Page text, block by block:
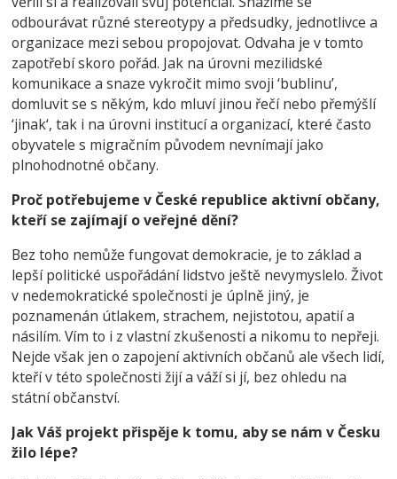
odbourávat různé stereotypy a předsudky, jednotlivce a
organizace mezi sebou propojovat. Odvaha je v tomto
zapotřebí skoro pořád. Jak na úrovni mezilidské
komunikace a snaze vykročit mimo svoji ‘bublinu’,
domluvit se s někým, kdo mluví jinou řečí nebo přemýšlí
‘jinak‘, tak i na úrovni institucí a organizací, které často
obyvatele s migračním původem nevnímají jako
plnohodnotné občany.
Proč potřebujeme v České republice aktivní občany,
kteří se zajímají o veřejné dění?
Bez toho nemůže fungovat demokracie, je to základ a
lepší politické uspořádání lidstvo ještě nevymyslelo. Život
v nedemokratické společnosti je úplně jiný, je
poznamenán útlakem, strachem, nejistotou, apatií a
násilím. Vím to i z vlastní zkušenosti a nikomu to nepřeji.
Nejde však jen o zapojení aktivních občanů ale všech lidí,
kteří v této společnosti žijí a váží si jí, bez ohledu na
státní občanství.
Jak Váš projekt přispěje k tomu, aby se nám v Česku
žilo lépe?